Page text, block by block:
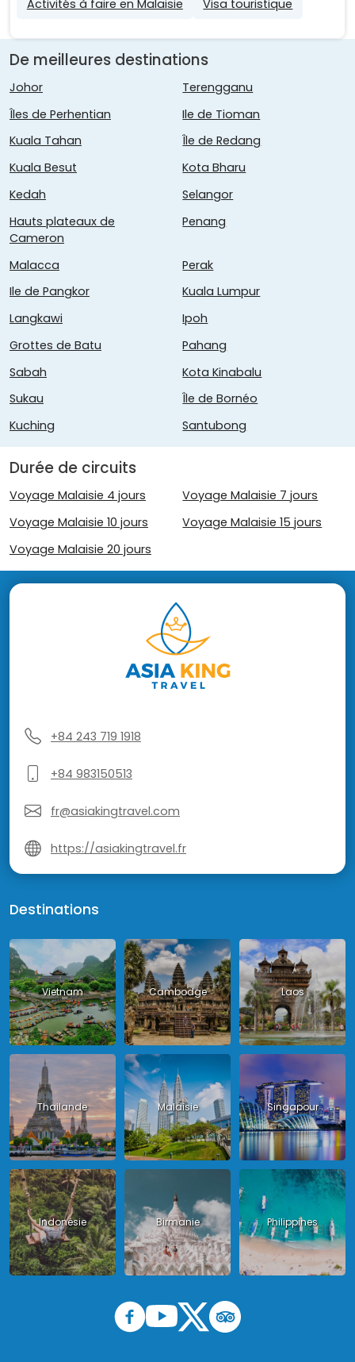
Activités à faire en Malaisie
Visa touristique
De meilleures destinations
Johor
Terengganu
Îles de Perhentian
Ile de Tioman
Kuala Tahan
Île de Redang
Kuala Besut
Kota Bharu
Kedah
Selangor
Hauts plateaux de
Cameron
Penang
Malacca
Perak
Ile de Pangkor
Kuala Lumpur
Langkawi
Ipoh
Grottes de Batu
Pahang
Sabah
Kota Kinabalu
Sukau
Île de Bornéo
Kuching
Santubong
Durée de circuits
Voyage Malaisie 4 jours
Voyage Malaisie 7 jours
Voyage Malaisie 10 jours
Voyage Malaisie 15 jours
Voyage Malaisie 20 jours
+84 243 719 1918
+84 983150513
fr@asiakingtravel.com
https://asiakingtravel.fr
Destinations
Vietnam Cambodge Laos
Thailande Malaisie Singapour
Indonésie Birmanie Philippines